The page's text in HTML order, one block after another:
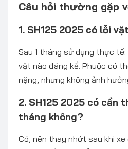
Câu hỏi thường gặp
1. SH125 2025 có lỗi
Sau 1 tháng sử dụng thực
vặt nào đáng kể. Phuộc có
nặng, nhưng không ảnh
2. SH125 2025 có cần
tháng không?
Có, nên thay nhớt sau khi